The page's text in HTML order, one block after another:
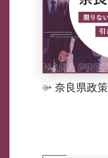
奈良県政